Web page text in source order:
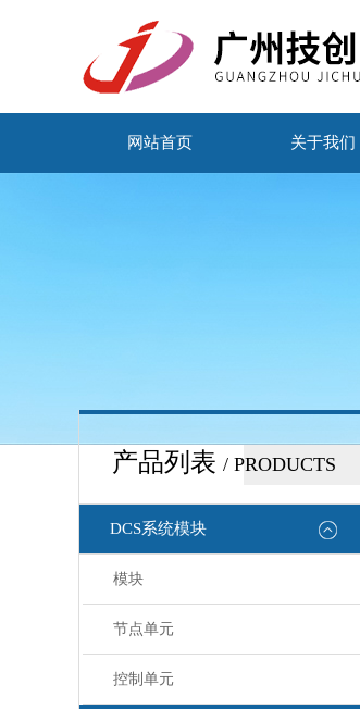
网站首页 关于我们
产品列表 / PRODUCTS
DCS系统模块
模块
节点单元
控制单元